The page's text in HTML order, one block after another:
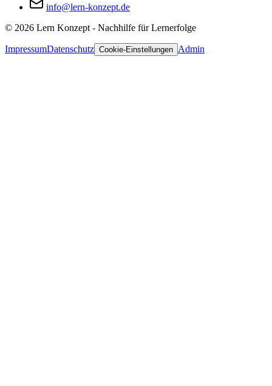
info@lern-konzept.de
© 2026 Lern Konzept - Nachhilfe für Lernerfolge
ImpressumDatenschutz Cookie-Einstellungen Admin